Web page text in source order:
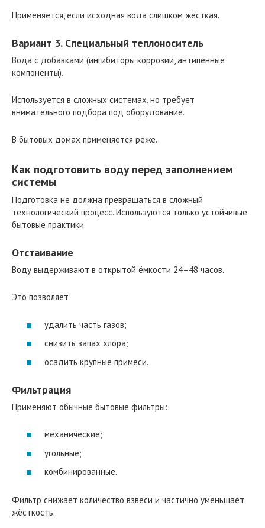
Применяется, если исходная вода слишком жёсткая.
Вариант 3. Специальный теплоноситель
Вода с добавками (ингибиторы коррозии, антипенные
компоненты).
Используется в сложных системах, но требует
внимательного подбора под оборудование.
В бытовых домах применяется реже.
Как подготовить воду перед заполнением
системы
Подготовка не должна превращаться в сложный
технологический процесс. Используются только устойчивые
бытовые практики.
Отстаивание
Воду выдерживают в открытой ёмкости 24–48 часов.
Это позволяет:
удалить часть газов;
снизить запах хлора;
осадить крупные примеси.
Фильтрация
Применяют обычные бытовые фильтры:
механические;
угольные;
комбинированные.
Фильтр снижает количество взвеси и частично уменьшает
жёсткость.